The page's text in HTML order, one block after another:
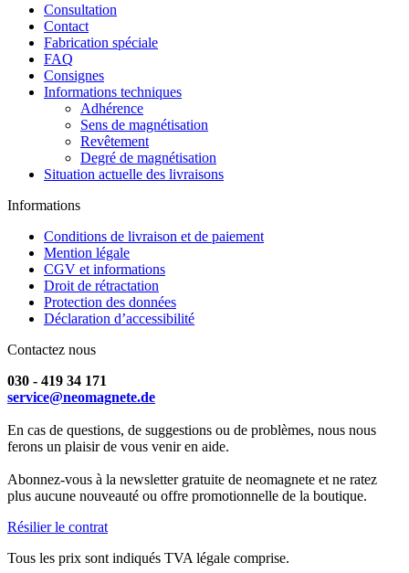
Consultation
Contact
Fabrication spéciale
FAQ
Consignes
Informations techniques
Adhérence
Sens de magnétisation
Revêtement
Degré de magnétisation
Situation actuelle des livraisons
Informations
Conditions de livraison et de paiement
Mention légale
CGV et informations
Droit de rétractation
Protection des données
Déclaration d’accessibilité
Contactez nous
030 - 419 34 171
service@neomagnete.de
En cas de questions, de suggestions ou de problèmes, nous nous
ferons un plaisir de vous venir en aide.
Abonnez-vous à la newsletter gratuite de neomagnete et ne ratez
plus aucune nouveauté ou offre promotionnelle de la boutique.
Résilier le contrat
Tous les prix sont indiqués TVA légale comprise.